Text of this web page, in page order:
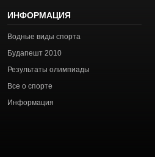
ИНФОРМАЦИЯ
Водные виды спорта
Будапешт 2010
Результаты олимпиады
Все о спорте
Информация